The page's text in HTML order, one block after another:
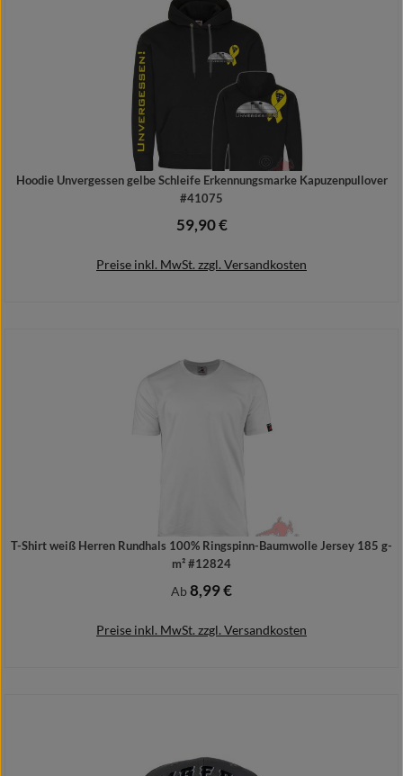
Hoodie Unvergessen gelbe Schleife Erkennungsmarke Kapuzenpullover
#41075
Regulärer Preis:
59,90 €
Preise inkl. MwSt. zzgl. Versandkosten
Details
T-Shirt weiß Herren Rundhals 100% Ringspinn-Baumwolle Jersey 185 g-
m² #12824
Regulärer Preis:
Ab8,99 €
Preise inkl. MwSt. zzgl. Versandkosten